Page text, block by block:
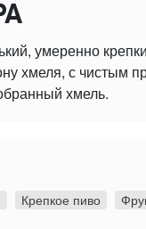
умеренно
хмеля, с
хмель.
Крепкое пиво